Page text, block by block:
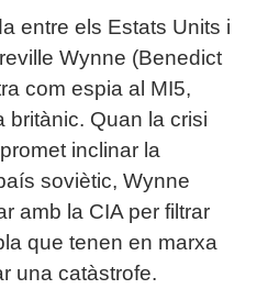
entre els Estats Units i
Wynne (Benedict
com espia al MI5,
britànic. Quan la crisi
inclinar la
soviètic, Wynne
amb la CIA per filtrar
que tenen en marxa
una catàstrofe.